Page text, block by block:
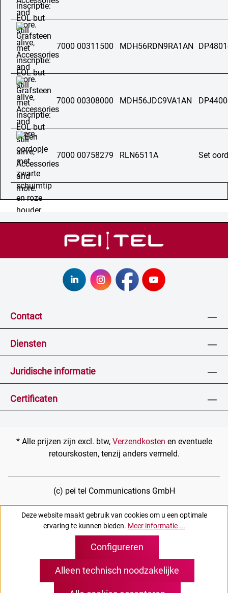
7000 00311500 MDH56RDN9RA1AN
7000 00308000 MDH56JDC9VA1AN
7000 00758279 RLN6511A Set
Contact
Diensten
Juridische informatie
Certificaten
* Alle prijzen zijn excl. btw, Verzendkosten en eventuele
retourskosten, tenzij anders vermeld.
(c) pei tel Communications GmbH
Deze website maakt gebruik van cookies om u een optimale
ervaring te kunnen bieden. Meer informatie ...
Alleen technisch noodzakelijke
Configureren